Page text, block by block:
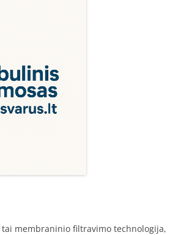
tai membraninio filtravimo technologija,